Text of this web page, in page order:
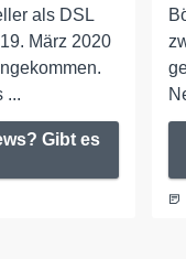
als DSL
März 2020
...
Gibt es